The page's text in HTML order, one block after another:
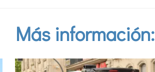
Más información: